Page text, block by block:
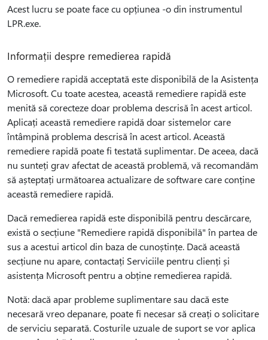
Acest lucru se poate face cu opțiunea -o din instrumentul
LPR.exe.
Informații despre remedierea rapidă
O remediere rapidă acceptată este disponibilă de la Asistența
Microsoft. Cu toate acestea, această remediere rapidă este
menită să corecteze doar problema descrisă în acest articol.
Aplicați această remediere rapidă doar sistemelor care
întâmpină problema descrisă în acest articol. Această
remediere rapidă poate fi testată suplimentar. De aceea, dacă
nu sunteți grav afectat de această problemă, vă recomandăm
să așteptați următoarea actualizare de software care conține
această remediere rapidă.
Dacă remedierea rapidă este disponibilă pentru descărcare,
există o secțiune "Remediere rapidă disponibilă" în partea de
sus a acestui articol din baza de cunoștințe. Dacă această
secțiune nu apare, contactați Serviciile pentru clienți și
asistența Microsoft pentru a obține remedierea rapidă.
Notă: dacă apar probleme suplimentare sau dacă este
necesară vreo depanare, poate fi necesar să creați o solicitare
de serviciu separată. Costurile uzuale de suport se vor aplica